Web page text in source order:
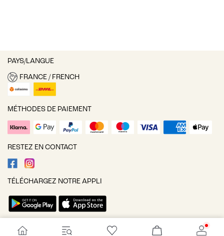
PAYS/LANGUE
FRANCE / FRENCH
MÉTHODES DE PAIEMENT
RESTEZ EN CONTACT
TÉLÉCHARGEZ NOTRE APPLI